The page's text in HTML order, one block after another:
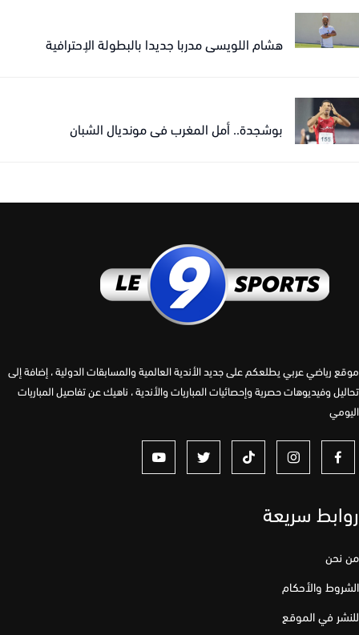
هشام اللويسي مدربا جديدا بالبطولة الإحترافية
بوشجدة.. أمل المغرب في مونديال الشبان
رياضي عربي يطلعكم على جديد الأندية العالمية والمسابقات الدولية ، إضافة إلى
وفيديوهات حصرية وإحصائيات المباريات والأندية ، ناهيك عن تفاصيل المباريات
سريعة
والأحكام
في الموقع